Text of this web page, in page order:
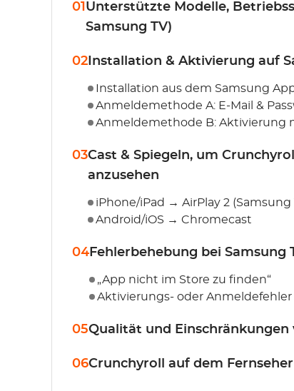
01 Unterstützte Modelle,
Samsung TV)
02 Installation & Aktivierung auf
Installation aus dem Samsung
Anmeldemethode A: E-Mail &
Anmeldemethode B: Aktivierung
03Cast & Spiegeln, um
anzusehen
iPhone/iPad → AirPlay 2 (Samsung
Android/iOS → Chromecast
04 Fehlerbehebung bei Samsung
„App nicht im Store zu finden“
Aktivierungs- oder Anmeldefehler
05Qualität und Einschränkungen
06Crunchyroll auf dem